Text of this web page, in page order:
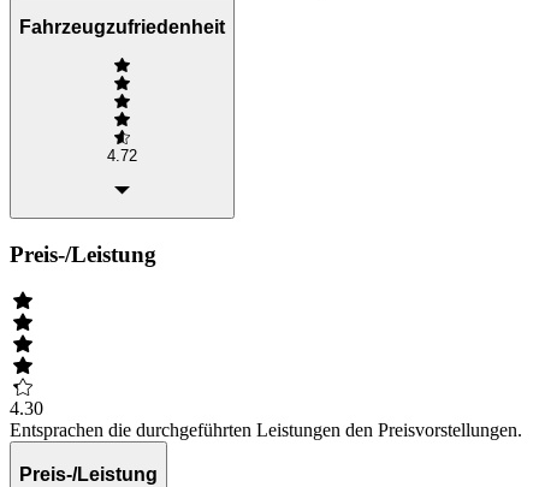
Fahrzeugzufriedenheit
4.72
Preis-/Leistung
4.30
Entsprachen die durchgeführten Leistungen den Preisvorstellungen.
Preis-/Leistung